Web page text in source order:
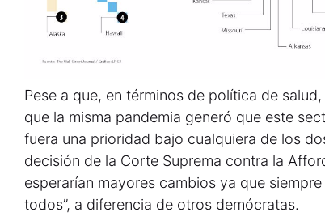
Pese a que, en términos de política de
que la misma pandemia generó que este
fuera una prioridad bajo cualquiera de los
decisión de la Corte Suprema contra la
esperarían mayores cambios ya que
todos”, a diferencia de otros demócratas.